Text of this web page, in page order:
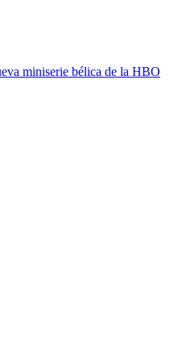
miniserie bélica de la HBO